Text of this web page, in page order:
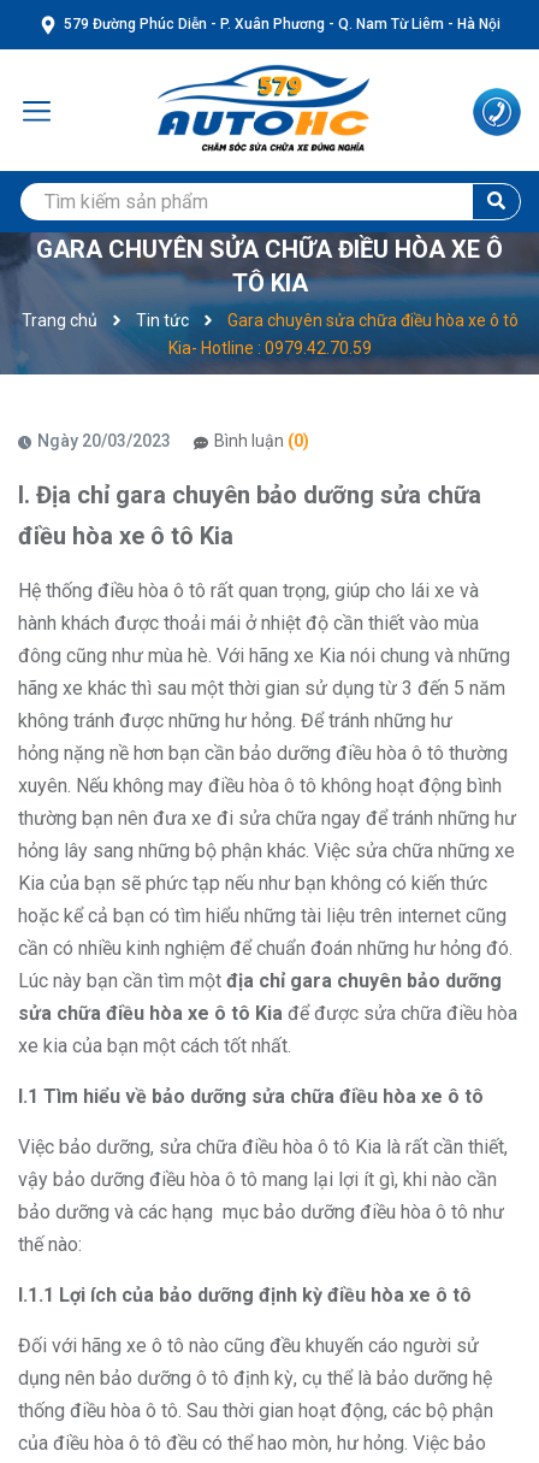
579 Đường Phúc Diễn - P. Xuân Phương - Q. Nam Từ Liêm - Hà Nội
GARA CHUYÊN SỬA CHỮA ĐIỀU HÒA XE Ô
TÔ KIA
Trang chủ Tin tức
Gara chuyên sửa chữa điều hòa xe ô tô
Kia- Hotline : 0979.42.70.59
Ngày 20/03/2023 Bình luận (0)
I. Địa chỉ gara chuyên bảo dưỡng sửa chữa
điều hòa xe ô tô Kia
Hệ thống điều hòa ô tô rất quan trọng, giúp cho lái xe và
hành khách được thoải mái ở nhiệt độ cần thiết vào mùa
đông cũng như mùa hè. Với hãng xe Kia nói chung và những
hãng xe khác thì sau một thời gian sử dụng từ 3 đến 5 năm
không tránh được những hư hỏng. Để tránh những hư
hỏng nặng nề hơn bạn cần bảo dưỡng điều hòa ô tô thường
xuyên. Nếu không may điều hòa ô tô không hoạt động bình
thường bạn nên đưa xe đi sửa chữa ngay để tránh những hư
hỏng lây sang những bộ phận khác. Việc sửa chữa những xe
Kia của bạn sẽ phức tạp nếu như bạn không có kiến thức
hoặc kể cả bạn có tìm hiểu những tài liệu trên internet cũng
cần có nhiều kinh nghiệm để chuẩn đoán những hư hỏng đó.
Lúc này bạn cần tìm một địa chỉ gara chuyên bảo dưỡng
sửa chữa điều hòa xe ô tô Kia để được sửa chữa điều hòa
xe kia của bạn một cách tốt nhất.
I.1 Tìm hiểu về bảo dưỡng sửa chữa điều hòa xe ô tô
Việc bảo dưỡng, sửa chữa điều hòa ô tô Kia là rất cần thiết,
vậy bảo dưỡng điều hòa ô tô mang lại lợi ít gì, khi nào cần
bảo dưỡng và các hạng mục bảo dưỡng điều hòa ô tô như
thế nào:
I.1.1 Lợi ích của bảo dưỡng định kỳ điều hòa xe ô tô
Đối với hãng xe ô tô nào cũng đều khuyến cáo người sử
dụng nên bảo dưỡng ô tô định kỳ, cụ thể là bảo dưỡng hệ
thống điều hòa ô tô. Sau thời gian hoạt động, các bộ phận
của điều hòa ô tô đều có thể hao mòn, hư hỏng. Việc bảo